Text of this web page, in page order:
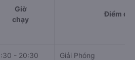
Giờ
chạy
Điểm đi
- 20:30 Giải Phóng